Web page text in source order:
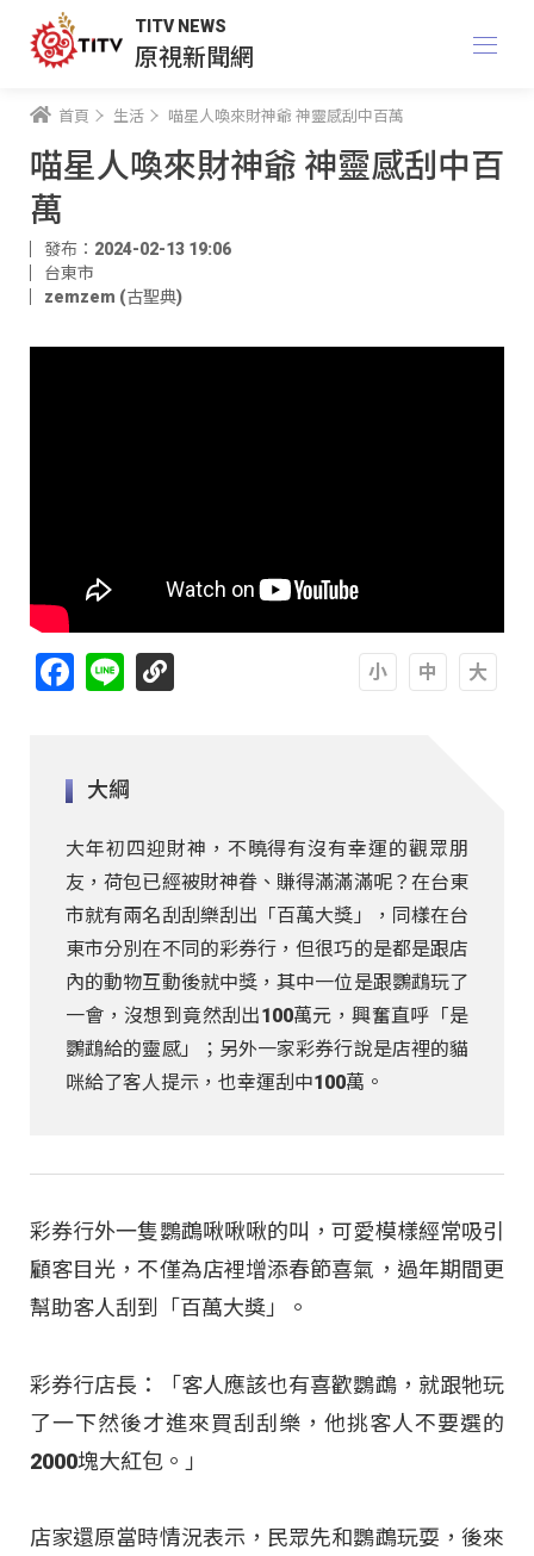
TITV NEWS
原視新聞網
首頁 生活 喵星人喚來財神爺 神靈感刮中百萬
喵星人喚來財神爺 神靈感刮中百
萬
發布：2024-02-13 19:06
台東市
zemzem (古聖典)
Facebook
Line
大綱
大年初四迎財神，不曉得有沒有幸運的觀眾朋
友，荷包已經被財神眷、賺得滿滿滿呢？在台東
市就有兩名刮刮樂刮出「百萬大獎」，同樣在台
東市分別在不同的彩券行，但很巧的是都是跟店
內的動物互動後就中獎，其中一位是跟鸚鵡玩了
一會，沒想到竟然刮出100萬元，興奮直呼「是
鸚鵡給的靈感」；另外一家彩券行說是店裡的貓
咪給了客人提示，也幸運刮中100萬。
彩券行外一隻鸚鵡啾啾啾的叫，可愛模樣經常吸引
顧客目光，不僅為店裡增添春節喜氣，過年期間更
幫助客人刮到「百萬大獎」。
彩券行店長：「客人應該也有喜歡鸚鵡，就跟牠玩
了一下然後才進來買刮刮樂，他挑客人不要選的
2000塊大紅包。」
店家還原當時情況表示，民眾先和鸚鵡玩耍，後來